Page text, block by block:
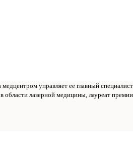
управляет ее главный
области лазерной медицины, лауреат